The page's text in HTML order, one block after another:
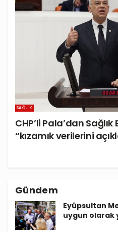
SAĞLIK
CHP’li Pala’dan Sağlık
“kızamık verilerini
Gündem
Eyüpsultan
uygun olarak